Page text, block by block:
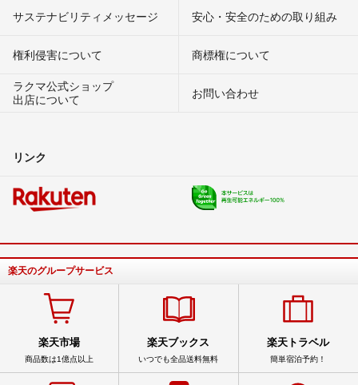
サステナビリティメッセージ 安心・安全のための取り組み
権利侵害について
商標権について
ラクマ公式ショップ
出店について
お問い合わせ
リンク
楽天のグループサービス
楽天市場
商品数は1億点以上
楽天ブックス
いつでも全品送料無料
楽天トラベル
簡単宿泊予約！